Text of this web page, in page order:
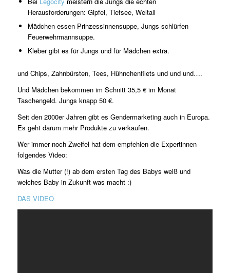
Herausforderungen: Gipfel, Tiefsee, Weltall
Mädchen essen Prinzessinnensuppe, Jungs schlürfen
Feuerwehrmannsuppe.
Kleber gibt es für Jungs und für Mädchen extra.
und Chips, Zahnbürsten, Tees, Hühnchenfilets und und und….
Und Mädchen bekommen im Schnitt 35,5 € im Monat
Taschengeld. Jungs knapp 50 €.
Seit den 2000er Jahren gibt es Gendermarketing auch in Europa.
Es geht darum mehr Produkte zu verkaufen.
Wer immer noch Zweifel hat dem empfehlen die Expertinnen
folgendes Video:
Was die Mutter (!) ab dem ersten Tag des Babys weiß und
welches Baby in Zukunft was macht :)
DAS VIDEO